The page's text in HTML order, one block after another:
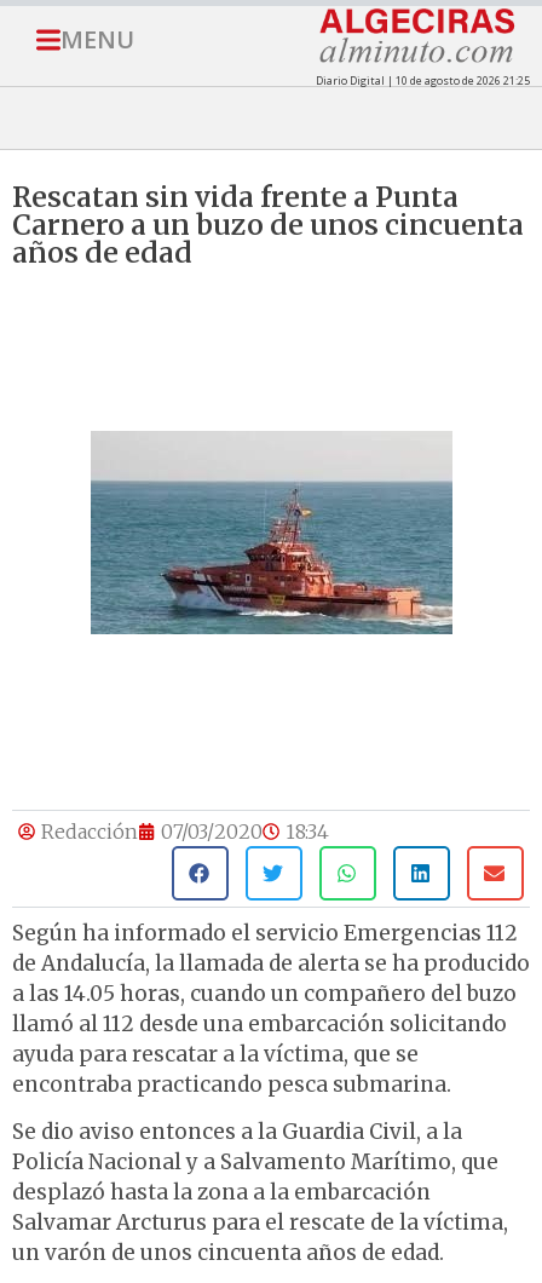
MENU
Diario Digital | 10 de agosto de 2026 21:25
Rescatan sin vida frente a Punta
Carnero a un buzo de unos cincuenta
años de edad
Redacción 07/03/2020 18:34
Según ha informado el servicio Emergencias 112
de Andalucía, la llamada de alerta se ha producido
a las 14.05 horas, cuando un compañero del buzo
llamó al 112 desde una embarcación solicitando
ayuda para rescatar a la víctima, que se
encontraba practicando pesca submarina.
Se dio aviso entonces a la Guardia Civil, a la
Policía Nacional y a Salvamento Marítimo, que
desplazó hasta la zona a la embarcación
Salvamar Arcturus para el rescate de la víctima,
un varón de unos cincuenta años de edad.